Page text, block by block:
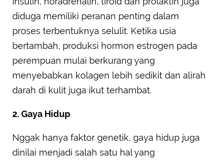
diduga memiliki peranan penting dalam
proses terbentuknya selulit. Ketika usia
bertambah, produksi hormon estrogen pada
perempuan mulai berkurang yang
menyebabkan kolagen lebih sedikit dan alirah
darah di kulit juga ikut terhambat.
2. Gaya Hidup
Nggak hanya faktor genetik, gaya hidup juga
dinilai menjadi salah satu hal yang